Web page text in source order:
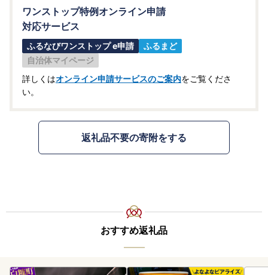
ワンストップ特例オンライン申請
対応サービス
ふるなびワンストップ e申請
ふるまど
自治体マイページ
詳しくはオンライン申請サービスのご案内をご覧くださ
い。
返礼品不要の寄附をする
おすすめ返礼品